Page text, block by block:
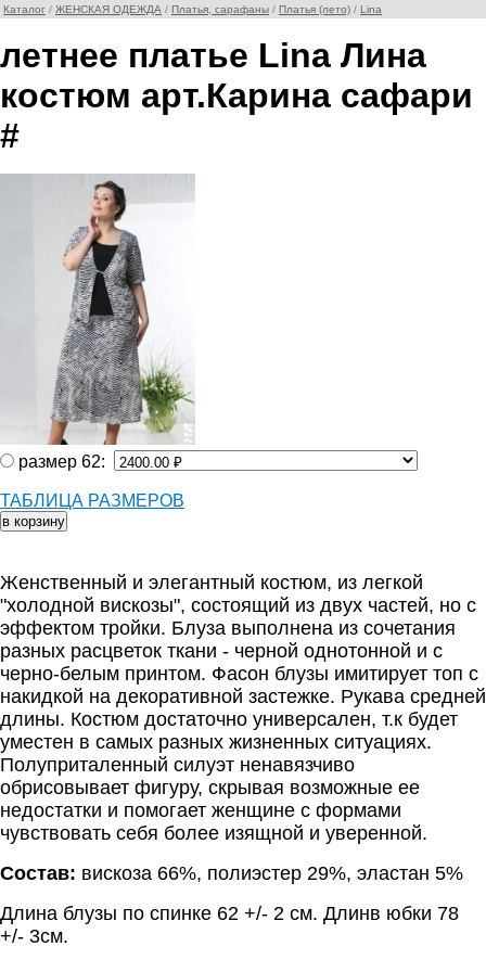
Каталог / ЖЕНСКАЯ ОДЕЖДА / Платья, сарафаны / Платья (лето) / Lina
летнее платье Lina Лина
костюм арт.Карина сафари
#
размер 62:
ТАБЛИЦА РАЗМЕРОВ
Женственный и элегантный костюм, из легкой
"холодной вискозы", состоящий из двух частей, но с
эффектом тройки. Блуза выполнена из сочетания
разных расцветок ткани - черной однотонной и с
черно-белым принтом. Фасон блузы имитирует топ с
накидкой на декоративной застежке. Рукава средней
длины. Костюм достаточно универсален, т.к будет
уместен в самых разных жизненных ситуациях.
Полуприталенный силуэт ненавязчиво
обрисовывает фигуру, скрывая возможные ее
недостатки и помогает женщине с формами
чувствовать себя более изящной и уверенной.
Состав: вискоза 66%, полиэстер 29%, эластан 5%
Длина блузы по спинке 62 +/- 2 см. Длинв юбки 78
+/- 3см.